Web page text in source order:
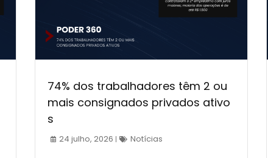
74% dos trabalhadores têm 2 ou
mais consignados privados ativo
s
24 julho, 2026 Notícias